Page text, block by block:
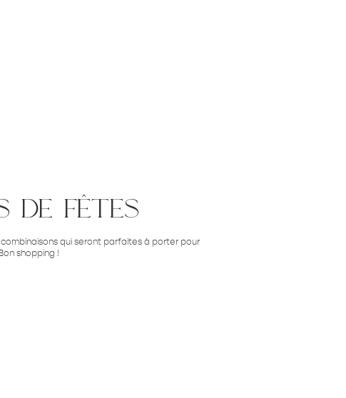
de fêtes
qui seront parfaites à porter pour
shopping !